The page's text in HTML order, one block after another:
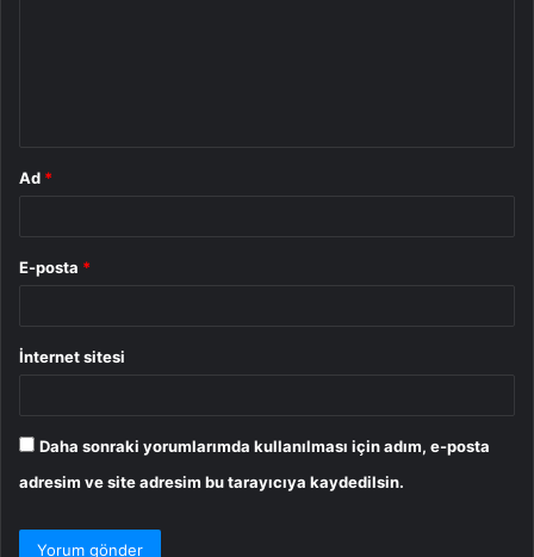
Ad *
E-posta *
İnternet sitesi
Daha sonraki yorumlarımda kullanılması için adım, e-posta
adresim ve site adresim bu tarayıcıya kaydedilsin.